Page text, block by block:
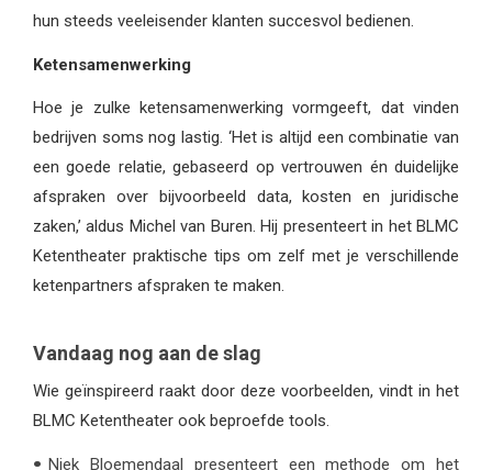
hun steeds veeleisender klanten succesvol bedienen.
Ketensamenwerking
Hoe je zulke ketensamenwerking vormgeeft, dat vinden
bedrijven soms nog lastig. ‘Het is altijd een combinatie van
een goede relatie, gebaseerd op vertrouwen én duidelijke
afspraken over bijvoorbeeld data, kosten en juridische
zaken,’ aldus Michel van Buren. Hij presenteert in het BLMC
Ketentheater praktische tips om zelf met je verschillende
ketenpartners afspraken te maken.
Vandaag nog aan de slag
Wie geïnspireerd raakt door deze voorbeelden, vindt in het
BLMC Ketentheater ook beproefde tools.
Niek Bloemendaal presenteert een methode om het